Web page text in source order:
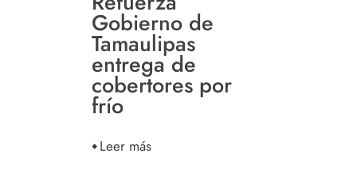
Gobierno de
Tamaulipas
entrega de
cobertores por
frío
Leer más